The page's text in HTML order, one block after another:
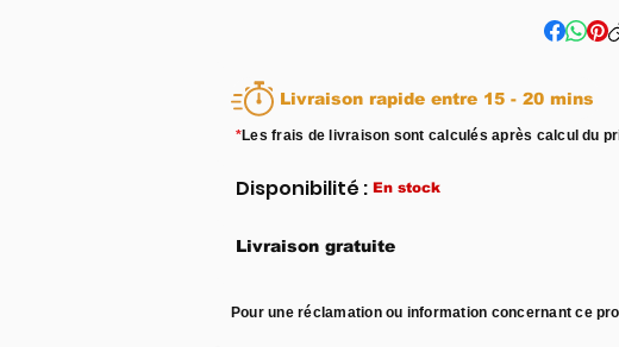
Livraison rapide entre 15 - 20 mins
*Les frais de livraison sont calculés après calcul du
Disponibilité : En stock
Livraison gratuite
Pour une réclamation ou information concernant ce